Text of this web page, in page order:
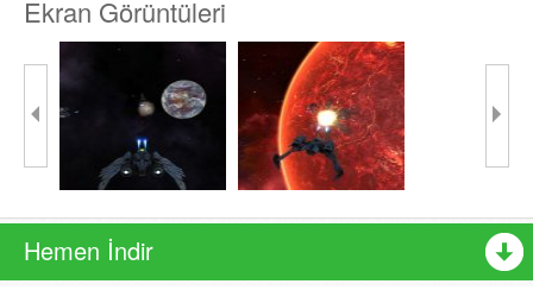
Windows bilgisayarınızda denemenizi öneriyorum.
Derelict Fleet'in minimum sistem gereksinimleri şu şekilde:
- Windows 7 işletim sistemi
- AMD A4 işlemci
- 500 MB RAM
- Dahili ekran kartı
- 1.8 GB boş depolama alanı
Ekran Görüntüleri
Hemen İndir